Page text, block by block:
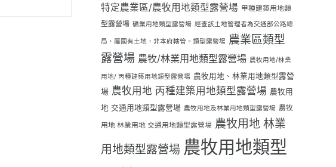
特定農業區/農牧用地類型露營場 甲種建築用地類
型露營場 礦業用地類型露營場 經查該土地管理者為交通部公路總
局，屬國有土地，非本府轄管。類型露營場 農業區類型
露營場 農牧/林業用地類型露營場 農牧用地/林業
用地/ 丙種建築用地類型露營場 農牧用地、林業用地類型露營
場 農牧用地 丙種建築用地類型露營場 農牧用
地 交通用地類型露營場 農牧用地及林業用地類型露營場 農牧
用地 林業用地 交通用地類型露營場 農牧用地 林業
用地類型露營場 農牧用地類型